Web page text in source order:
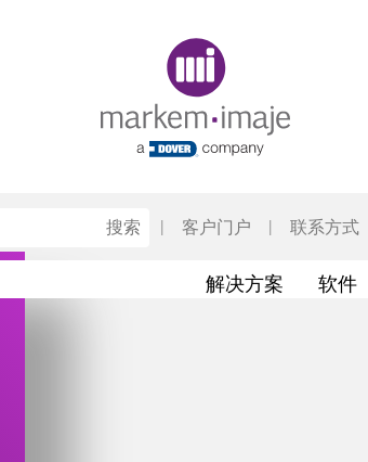
| 客户门户 | 联系方式
解决方案 软件